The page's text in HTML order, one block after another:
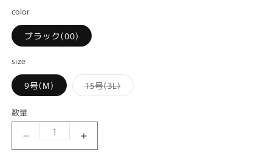
価
格
価
格
color
ブラック(00)
size
9号(M) 15号(3L)バ
リ
数量
INDESIGN コードエンブロイダリーバンドカラー
INDESIGN コードエンブロイダリー